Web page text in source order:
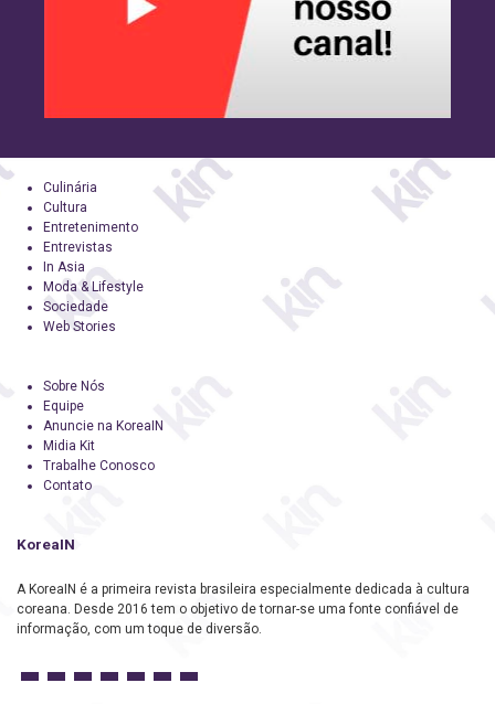
Culinária
Cultura
Entretenimento
Entrevistas
In Asia
Moda & Lifestyle
Sociedade
Web Stories
Sobre Nós
Equipe
Anuncie na KoreaIN
Midia Kit
Trabalhe Conosco
Contato
KoreaIN
A KoreaIN é a primeira revista brasileira especialmente dedicada à cultura
coreana. Desde 2016 tem o objetivo de tornar-se uma fonte confiável de
informação, com um toque de diversão.